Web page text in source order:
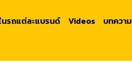
รถแต่ละแบรนด์ Videos
บทความ